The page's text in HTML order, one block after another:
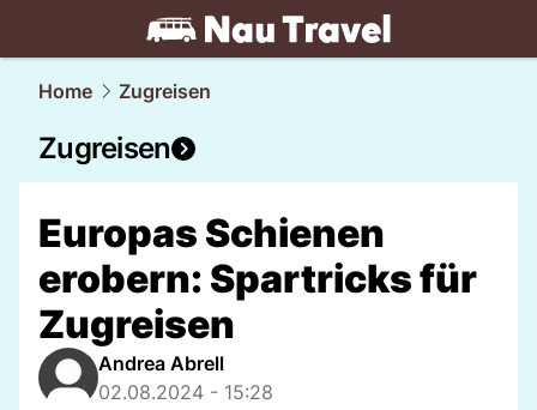
travel.NAU.ch
Home Zugreisen
Zugreisen
Europas Schienen
erobern: Spartricks für
Zugreisen
Andrea Abrell
02.08.2024 - 15:28